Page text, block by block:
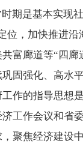
期是基本实现
位，加快推进
富廊道等“四
固强化、高水
作的指导思想
工作会议和省
聚焦经济建设